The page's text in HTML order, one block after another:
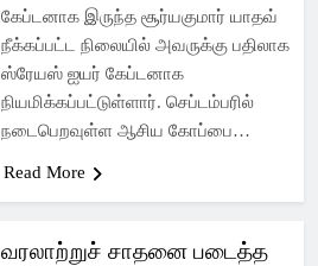
கேப்டனாக இருந்த சூர்யகுமார் யாதவ்
நீக்கப்பட்ட நிலையில் அவருக்கு பதிலாக
ஸ்ரேயஸ் ஐயர் கேப்டனாக
நியமிக்கப்பட்டுள்ளார். செப்டம்பரில்
நடைபெறவுள்ள ஆசிய கோப்பை…
Read More
வரலாற்றுச் சாதனை படைத்த